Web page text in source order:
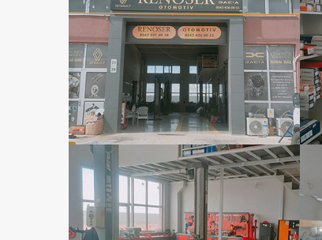
Renoser Otomotiv
Renoser Otomotiv